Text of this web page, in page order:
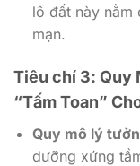
lô đất này nằm
mạn.
Tiêu chí 3: Quy
“Tấm Toan”
Quy mô lý
dưỡng xứng